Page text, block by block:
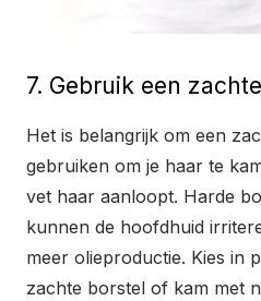
7. Gebruik een
Het is belangrijk om een
gebruiken om je haar te
vet haar aanloopt. Harde
kunnen de hoofdhuid
meer olieproductie. Kies in
zachte borstel of kam met